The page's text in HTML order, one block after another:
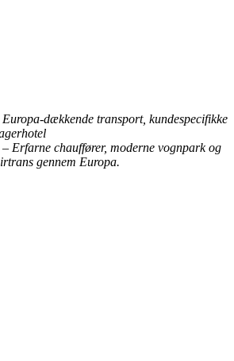
dækkende transport, kundespecifikke
Erfarne chauffører, moderne vognpark og
gennem Europa.